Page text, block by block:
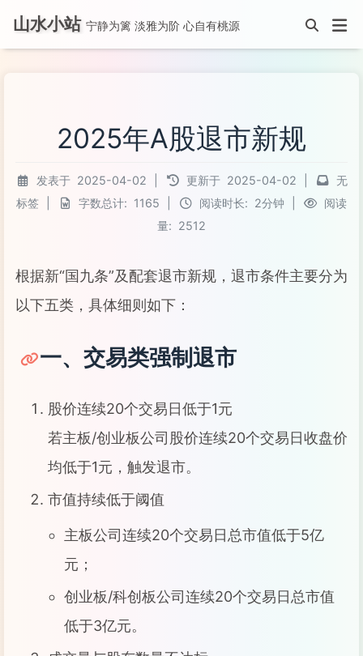
山水小站 宁静为篱 淡雅为阶 心自有桃源
2025年A股退市新规
发表于 2025-04-02 更新于 2025-04-02
无
标签
字数总计: 1165 阅读时长: 2分钟
阅读
量: 2512
根据新“国九条”及配套退市新规，退市条件主要分为
以下五类，具体细则如下：
一、交易类强制退市
股价连续20个交易日低于1元
若主板/创业板公司股价连续20个交易日收盘价
均低于1元，触发退市。
市值持续低于阈值
主板公司连续20个交易日总市值低于5亿
元；
创业板/科创板公司连续20个交易日总市值
低于3亿元。